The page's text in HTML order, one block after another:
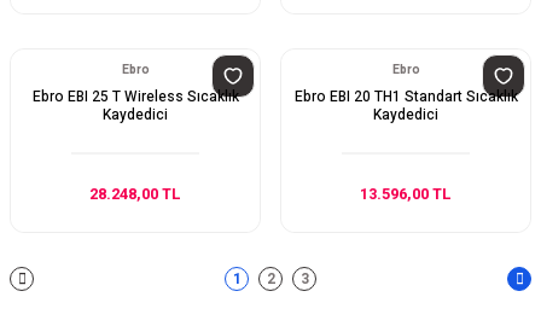
Ebro
Ebro EBI 25 T Wireless Sıcaklık
Kaydedici
28.248,00 TL
Ebro
Ebro EBI 20 TH1 Standart Sıcaklık
Kaydedici
13.596,00 TL
1 2 3